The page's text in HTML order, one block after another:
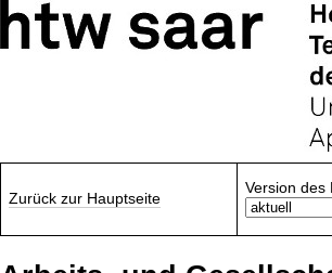
Zurück zur Hauptseite
Version des